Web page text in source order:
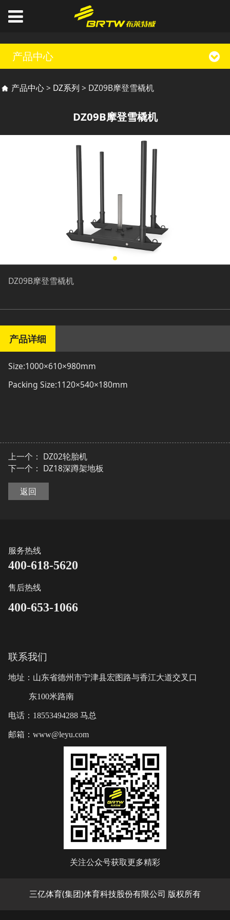
产品中心
DZ09B摩登雪橇机
产品中心> DZ系列 > DZ09B摩登雪橇机
DZ09B摩登雪橇机
DZ09B摩登雪橇机
产品详细
Size:1000×610×980mm
Packing Size:1120×540×180mm
上一个： DZ02轮胎机
下一个： DZ18深蹲架地板
返回
服务热线
400-618-5620
售后热线
400-653-1066
联系我们
地址：山东省德州市宁津县宏图路与香江大道交叉口
东100米路南
电话：18553494288 马总
邮箱：www@leyu.com
关注公众号获取更多精彩
三亿体育(集团)体育科技股份有限公司 版权所有